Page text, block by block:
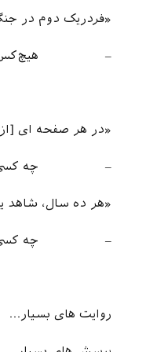
«فردریک دوم در
– هیچ‌کس
«در هر صفحه ای [از
– چه کسی غذای
«هر ده سال، شاهد
– چه کسی
روایت های بسیار…